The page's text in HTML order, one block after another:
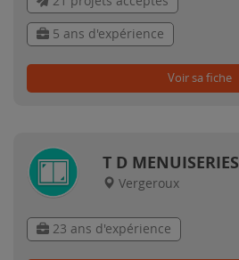
5 ans d'expérience
Voir sa fiche
T D MENUISERIES
Vergeroux
23 ans d'expérience